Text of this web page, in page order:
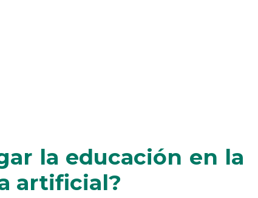
la educación en la
artificial?